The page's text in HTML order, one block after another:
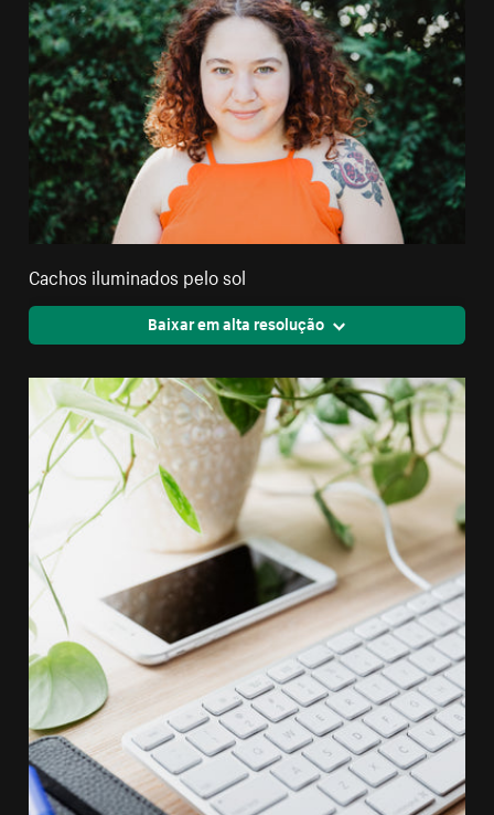
Cachos iluminados pelo sol
Baixar em alta resolução